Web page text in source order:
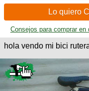
Bicicletas
Viajes
Descenso
Dirt
Buscar
Ultimos
Fotos
Bicicletas
Tandem
Videos
Cicloturismo
Lo quiero
Consejos para comprar en
hola vendo mi bici